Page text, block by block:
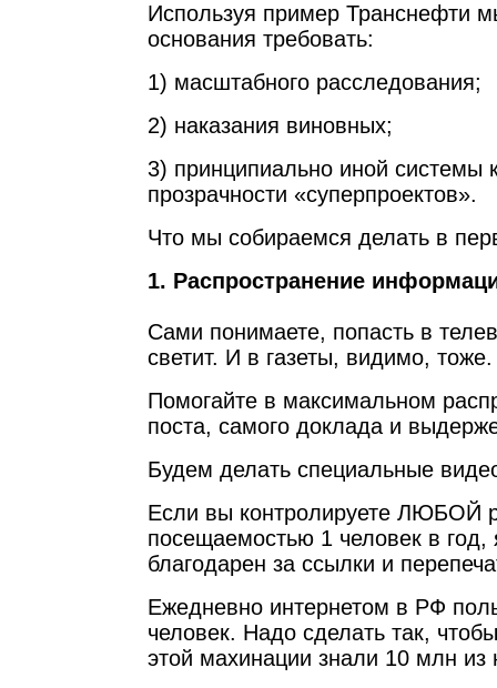
Используя пример Транснефти
основания требовать:
1) масштабного расследования;
2) наказания виновных;
3) принципиально иной системы
прозрачности «суперпроектов».
Что мы собираемся делать в
1. Распространение
Сами понимаете, попасть в
светит. И в газеты, видимо, тоже.
Помогайте в максимальном
поста, самого доклада и
Будем делать специальные
Если вы контролируете ЛЮБОЙ
посещаемостью 1 человек в год,
благодарен за ссылки и
Ежедневно интернетом в РФ
человек. Надо сделать так,
этой махинации знали 10 млн из